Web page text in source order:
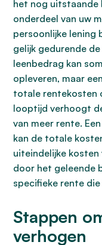
het nog uitstaande
onderdeel van uw
persoonlijke lening
gelijk gedurende
leenbedrag kan
opleveren, maar
totale rentekosten
looptijd verhoogt
van meer rente.
kan de totale
uiteindelijke kosten
door het geleende
specifieke rente
Stappen
verhogen